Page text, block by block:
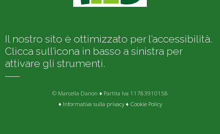
Il nostro sito è ottimizzato per l’accessibilità.
Clicca sull’icona in basso a sinistra per
attivare gli strumenti.
© Marcella Danon ♦ Partita Iva 11783910158
♦ Informativa sulla privacy♦ Cookie Policy